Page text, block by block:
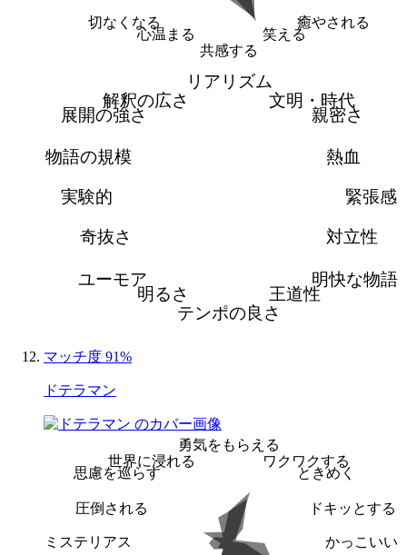
癒やされる
笑える
共感する
心温まる
切なくなる
リアリズム
文明・時代
親密さ
熱血
緊張感
対立性
明快な物語
王道性
テンポの良さ
明るさ
ユーモア
奇抜さ
実験的
物語の規模
展開の強さ
解釈の広さ
マッチ度 91%
ドテラマン
勇気をもらえる
ワクワクする
ときめく
ドキッとする
かっこいい
ミステリアス
圧倒される
思慮を巡らす
世界に浸れる